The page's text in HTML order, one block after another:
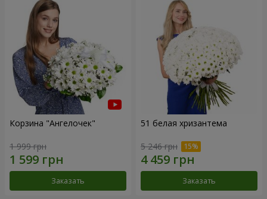
Корзина "Ангелочек"
1 999 грн
Заказать
51 белая хризантема
5 246 грн
Заказать